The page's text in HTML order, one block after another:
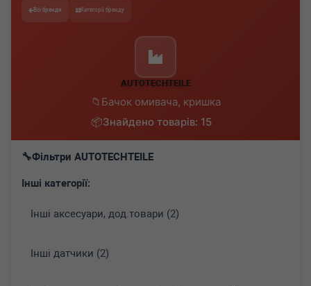
Всі бренди Категорії бренду
AUTOTECHTEILE
Бачок омивача, кришка
Знайдено товарів: 15
Фільтри AUTOTECHTEILE
Інші категорії:
Інші аксесуари, дод.товари (2)
Інші датчики (2)